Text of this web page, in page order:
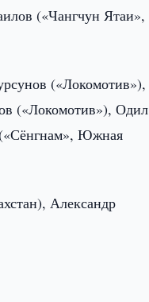
(«Чангчун Ятаи»,
(«Локомотив»),
(«Локомотив»), Одил
Южная
Александр